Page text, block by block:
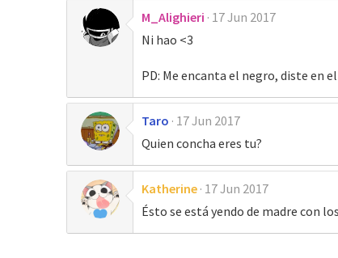
M_Alighieri 17 Jun 2017
Ni hao <3
PD: Me encanta el negro, diste en
Taro 17 Jun 2017
Quien concha eres tu?
Katherine 17 Jun 2017
Ésto se está yendo de madre con